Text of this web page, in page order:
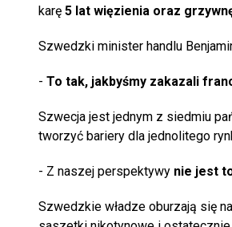
karę 5 lat więzienia oraz
Szwedzki minister handlu
- To tak, jakbyśmy zakazali
Szwecja jest jednym z siedmiu
tworzyć bariery dla jednolitego
- Z naszej perspektywy nie jest
Szwedzkie władze oburzają się